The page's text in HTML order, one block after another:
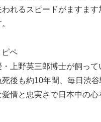
われるスピードがますま
ピペ
上野英三郎博士が飼って
後も約10年間、毎日渋
情と忠実さで日本中の